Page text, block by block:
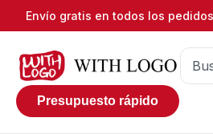
Envío gratis en todos los pedidos
Presupuesto rápido